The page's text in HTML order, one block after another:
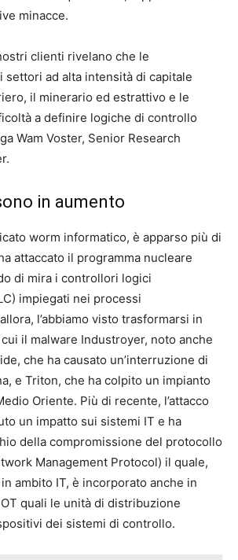
minacce.
clienti rivelano che le
settori ad alta intensità di capitale
il minerario ed estrattivo e le
a definire logiche di controllo
Wam Voster, Senior Research
in aumento
worm informatico, è apparso più di
attaccato il programma nucleare
di mira i controllori logici
impiegati nei processi
l’abbiamo visto trasformarsi in
il malware Industroyer, noto anche
che ha causato un’interruzione di
e Triton, che ha colpito un impianto
Oriente. Più di recente, l’attacco
un impatto sui sistemi IT e ha
della compromissione del protocollo
Management Protocol) il quale,
ambito IT, è incorporato anche in
quali le unità di distribuzione
dei sistemi di controllo.